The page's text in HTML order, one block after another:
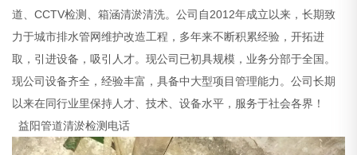
道、CCTV检测、箱涵清淤清洗。公司自2012年成立以来，长期致
力于城市排水管网维护改造工程，多年来不断积累经验，开拓进
取，引进设备，吸引人才。现公司已初具规模，业务分部于全国。
现公司设备齐全，经验丰富，具备中大型项目管理能力。公司长期
以来在同行业里保持人才、技术、设备水平，服务于社会各界！
益阳管道清淤检测电话